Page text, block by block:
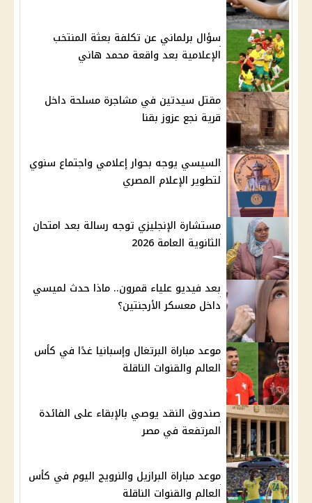
سؤال برلماني عن تكلفة بعثة المنتخب
الإعلامية بعد واقعة محمد هاني
مقتل سيدتين في مشاجرة مسلحة داخل
قرية نجع عزوز بقنا
السيسي يوجه بحوار إعلامي واجتماع سنوي
لتطوير الإعلام المصري
مستشارة الإنجليزي توجه رسالة بعد امتحان
الثانوية العامة 2026
بعد فيديو علياء قمرون.. ماذا حدث لميسي
داخل معسكر الأرجنتين؟
موعد مباراة البرتغال وإسبانيا غدًا في كأس
العالم والقنوات الناقلة
صندوق النقد يوصي بالإبقاء على الفائدة
المرتفعة في مصر
موعد مباراة البرازيل والنرويج اليوم في كأس
العالم والقنوات الناقلة